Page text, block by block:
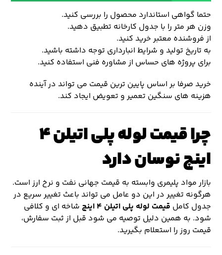
حتما گواهی استاندارد محصول را بررسی کنید.
وزن هر متر را با جدول کارخانه تطبیق دهید.
از فروشنده معتبر خرید کنید.
به تاریخ تولید و شرایط انبارداری توجه داشته باشید.
برای پروژه های حساس از مشاوره فنی استفاده کنید.
خرید صرفا بر اساس پایین ترین قیمت می تواند در آینده
هزینه های سنگین تعمیر و تعویض ایجاد کند.
چرا قیمت لوله پلی اتیلن ۴
اینچ نوسان دارد
بازار مواد پلیمری وابسته به قیمت جهانی نفت و نرخ ارز است.
هرگونه تغییر در این دو عامل می تواند باعث تغییر سریع در
جدول کامل قیمت لوله پلی اتیلن ۴ اینچ
شاخه ای و کلافی
شود. به همین دلیل توصیه می شود قبل از ثبت سفارش،
قیمت روز را استعلام بگیرید.